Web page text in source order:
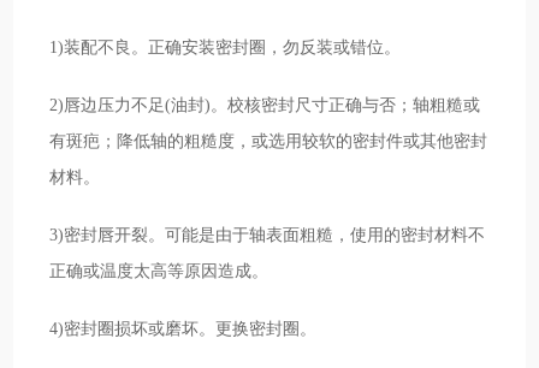
1)装配不良。正确安装密封圈，勿反装或错位。
2)唇边压力不足(油封)。校核密封尺寸正确与否；轴粗糙或
有斑疤；降低轴的粗糙度，或选用较软的密封件或其他密封
材料。
3)密封唇开裂。可能是由于轴表面粗糙，使用的密封材料不
正确或温度太高等原因造成。
4)密封圈损坏或磨坏。更换密封圈。